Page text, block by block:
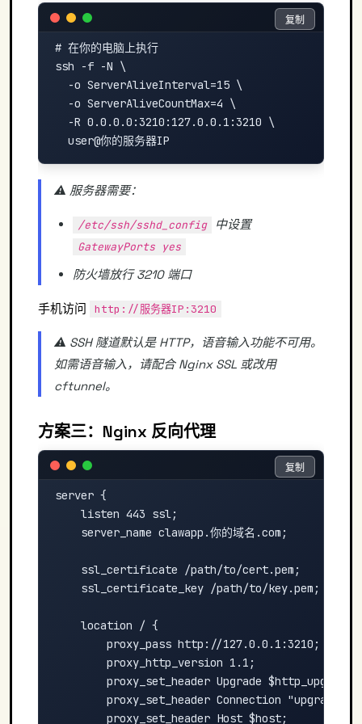
# 在你的电脑上执行
ssh -f -N \
  -o ServerAliveInterval=15 \
  -o ServerAliveCountMax=4 \
  -R 0.0.0.0:3210:127.0.0.1:3210 \
复制
复制
⚠️ 服务器需要：
/etc/ssh/sshd_config 中设置
GatewayPorts yes
防火墙放行 3210 端口
手机访问 http://服务器IP:3210
⚠️ SSH 隧道默认是 HTTP，语音输入功能不可用。
如需语音输入，请配合 Nginx SSL 或改用
cftunnel。
方案三：Nginx 反向代理
server {
    listen 443 ssl;
    server_name clawapp.你的域名.com;
    ssl_certificate /path/to/cert.pem;
    ssl_certificate_key /path/to/key.pem;
    location / {
        proxy_pass http://127.0.0.1:3210;
        proxy_http_version 1.1;
        proxy_set_header Upgrade $http_upgrade;
        proxy_set_header Connection "upgrade";
        proxy_set_header Host $host;
复制
复制